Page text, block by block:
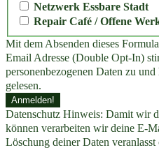
Netzwerk Essbare Stadt
Repair Café / Offene
Mit dem Absenden dieses
Email Adresse (Double Opt-In)
personenbezogenen Daten zu und
gelesen.
Datenschutz Hinweis: Damit wir
können verarbeiten wir deine E-
Löschung deiner Daten